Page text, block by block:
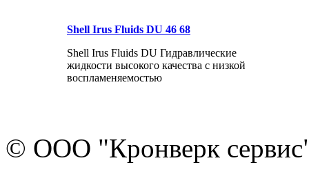
Shell Irus Fluids DU 46 68
Shell Irus Fluids DU Гидравлические
жидкости высокого качества с низкой
воспламеняемостью
© ООО "Кронверк